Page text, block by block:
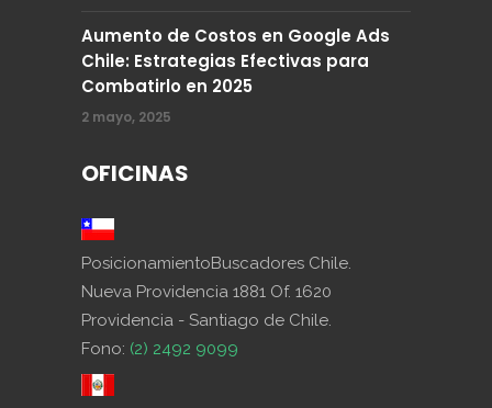
Aumento de Costos en Google Ads
Chile: Estrategias Efectivas para
Combatirlo en 2025
2 mayo, 2025
OFICINAS
PosicionamientoBuscadores Chile.
Nueva Providencia 1881 Of. 1620
Providencia - Santiago de Chile.
Fono: (2) 2492 9099